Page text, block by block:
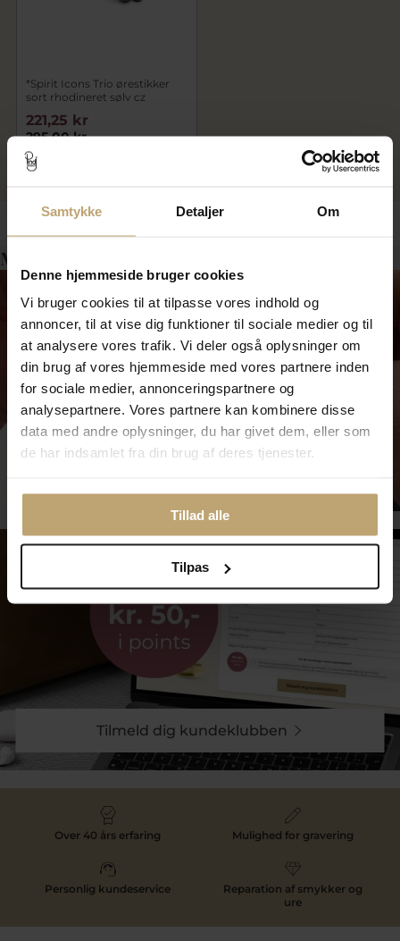
Samtykke Detaljer Om
Denne hjemmeside bruger cookies
Vi bruger cookies til at tilpasse vores indhold og
annoncer, til at vise dig funktioner til sociale medier og til
at analysere vores trafik. Vi deler også oplysninger om
din brug af vores hjemmeside med vores partnere inden
for sociale medier, annonceringspartnere og
analysepartnere. Vores partnere kan kombinere disse
data med andre oplysninger, du har givet dem, eller som
de har indsamlet fra din brug af deres tjenester.
Tillad alle
Tilpas
*Spirit Icons Trio ørestikker
sort rhodineret sølv cz
295,00 kr
221,25 kr
Måske er det her relevant for dig?
Tilmeld dig kundeklubben
Over 40 års erfaring Mulighed for gravering
Personlig kundeservice
Reparation af smykker og
ure